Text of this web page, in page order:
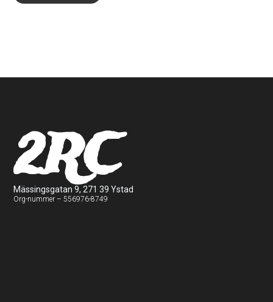
2RC
Mässingsgatan 9, 271 39 Ystad
Org-nummer – 556976-8749